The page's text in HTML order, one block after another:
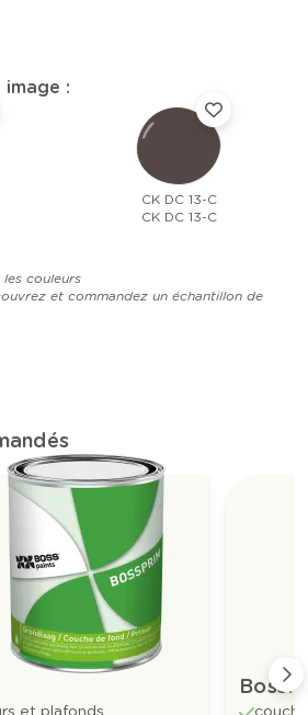
:
CK DC 13-C
CK DC 13-C
les couleurs
et commandez un échantillon de
et plafonds